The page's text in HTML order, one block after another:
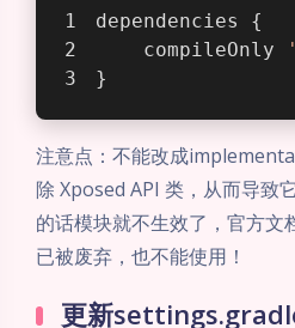
dependencies {
    compileOnly
}
注意点：不能改成
除 Xposed API 类，从而导致
的话模块就不生效了，官方
已被废弃，也不能使用！
更新